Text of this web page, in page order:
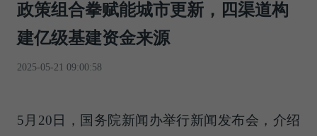
政策组合拳赋能城市更新，四渠道构
建亿级基建资金来源
2025-05-21 09:00:58
5月20日，国务院新闻办举行新闻发布会，介绍